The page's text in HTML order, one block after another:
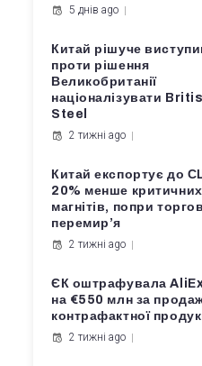
5 днів ago
Китай рішуче
проти рішення
Великобританії
націоналізувати
Steel
2 тижні ago
Китай експортує до
20% менше критичних
магнітів, попри
перемир’я
2 тижні ago
ЄК оштрафувала
на €550 млн за
контрафактної
2 тижні ago